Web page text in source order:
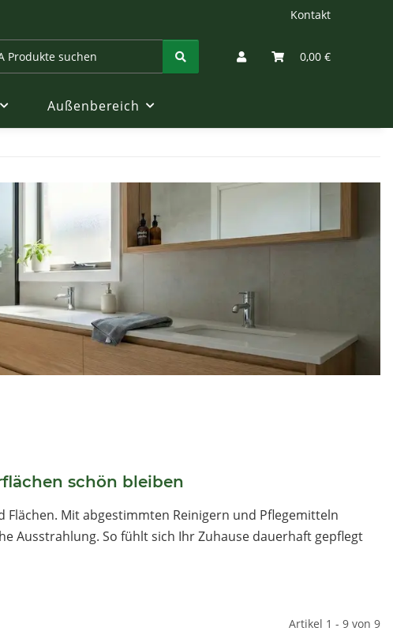
Kontakt
0,00 €
Außenbereich
schön bleiben
Mit abgestimmten Reinigern und Pflegemitteln
Ausstrahlung. So fühlt sich Ihr Zuhause dauerhaft gepflegt
Artikel 1 - 9 von 9